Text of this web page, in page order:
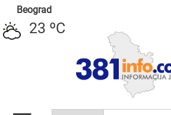
Beograd
23 ºC